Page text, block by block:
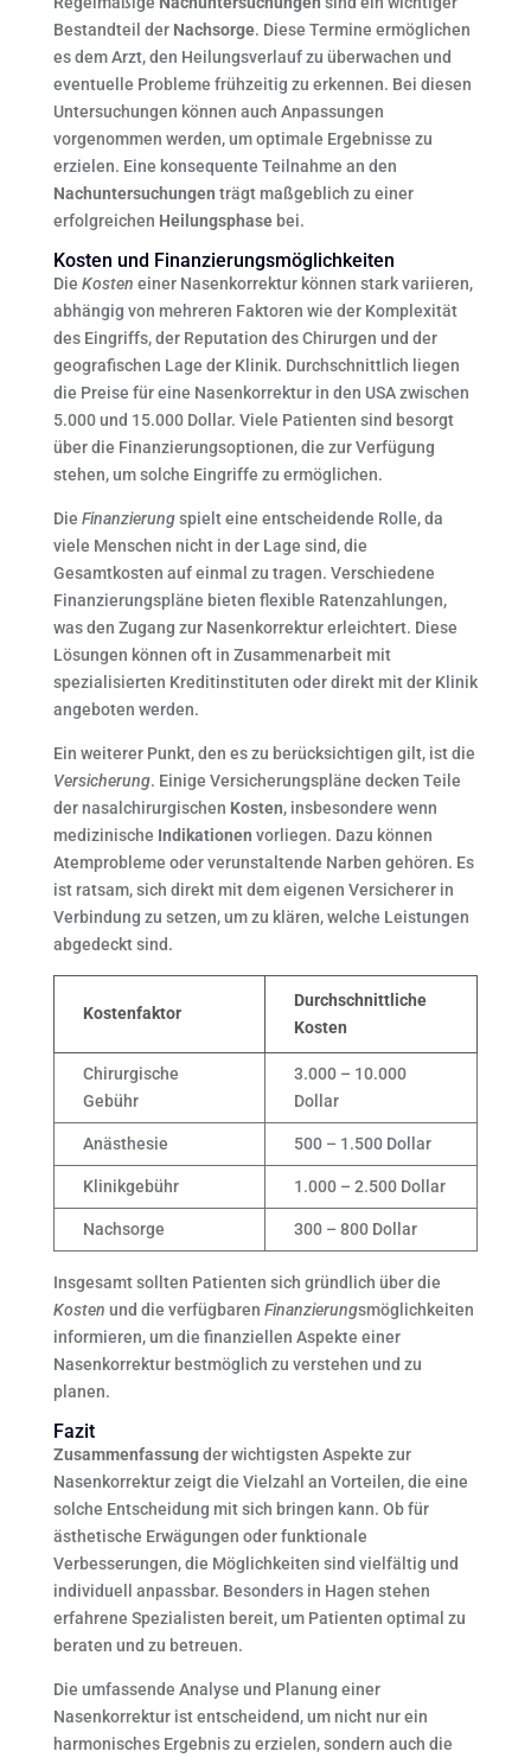
Bestandteil der Nachsorge. Diese Termine ermöglichen
es dem Arzt, den Heilungsverlauf zu überwachen und
eventuelle Probleme frühzeitig zu erkennen. Bei diesen
Untersuchungen können auch Anpassungen
vorgenommen werden, um optimale Ergebnisse zu
erzielen. Eine konsequente Teilnahme an den
Nachuntersuchungen trägt maßgeblich zu einer
erfolgreichen Heilungsphasebei.
Kosten und Finanzierungsmöglichkeiten
Die Kosten einer Nasenkorrektur können stark variieren,
abhängig von mehreren Faktoren wie der Komplexität
des Eingriffs, der Reputation des Chirurgen und der
geografischen Lage der Klinik. Durchschnittlich liegen
die Preise für eine Nasenkorrektur in den USA zwischen
5.000 und 15.000 Dollar. Viele Patienten sind besorgt
über die Finanzierungsoptionen, die zur Verfügung
stehen, um solche Eingriffe zu ermöglichen.
Die Finanzierungspielt eine entscheidende Rolle, da
viele Menschen nicht in der Lage sind, die
Gesamtkosten auf einmal zu tragen. Verschiedene
Finanzierungspläne bieten flexible Ratenzahlungen,
was den Zugang zur Nasenkorrektur erleichtert. Diese
Lösungen können oft in Zusammenarbeit mit
spezialisierten Kreditinstituten oder direkt mit der Klinik
angeboten werden.
Ein weiterer Punkt, den es zu berücksichtigen gilt, ist die
Versicherung. Einige Versicherungspläne decken Teile
der nasalchirurgischen Kosten, insbesondere wenn
medizinische Indikationen vorliegen. Dazu können
Atemprobleme oder verunstaltende Narben gehören. Es
ist ratsam, sich direkt mit dem eigenen Versicherer in
Verbindung zu setzen, um zu klären, welche Leistungen
abgedeckt sind.
Kostenfaktor
Durchschnittliche
Kosten
Chirurgische
Gebühr
3.000 – 10.000
Dollar
Anästhesie 500 – 1.500 Dollar
Klinikgebühr 1.000 – 2.500 Dollar
Nachsorge 300 – 800 Dollar
Insgesamt sollten Patienten sich gründlich über die
Kosten und die verfügbaren Finanzierungsmöglichkeiten
informieren, um die finanziellen Aspekte einer
Nasenkorrektur bestmöglich zu verstehen und zu
planen.
Fazit
Zusammenfassungder wichtigsten Aspekte zur
Nasenkorrektur zeigt die Vielzahl an Vorteilen, die eine
solche Entscheidung mit sich bringen kann. Ob für
ästhetische Erwägungen oder funktionale
Verbesserungen, die Möglichkeiten sind vielfältig und
individuell anpassbar. Besonders in Hagen stehen
erfahrene Spezialisten bereit, um Patienten optimal zu
beraten und zu betreuen.
Die umfassende Analyse und Planung einer
Nasenkorrektur ist entscheidend, um nicht nur ein
harmonisches Ergebnis zu erzielen, sondern auch die